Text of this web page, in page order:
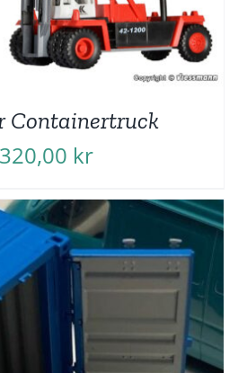
Containertruck
320,00 kr